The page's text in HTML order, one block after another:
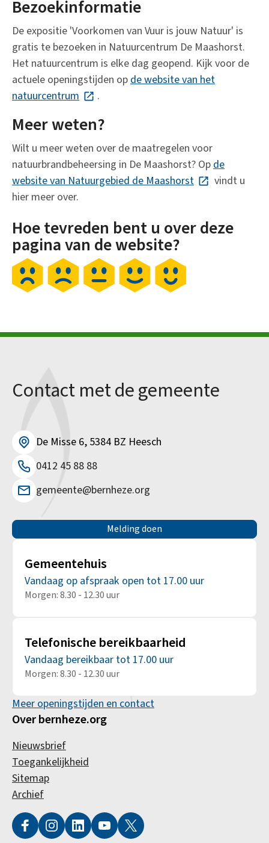
Bezoekinformatie
De expositie 'Voorkomen van Vuur is jouw Natuur' is
gratis te bezoeken in Natuurcentrum De Maashorst.
Het natuurcentrum is elke dag geopend. Kijk voor de
actuele openingstijden op de website van het
natuurcentrum (Deze link gaat naar een externe website)
.
Meer weten?
Wilt u meer weten over de maatregelen voor
natuurbrandbeheersing in De Maashorst? Op de
website van Natuurgebied de Maashorst (Deze link gaat
vindt u
hier meer over.
Hoe tevreden bent u over deze
pagina van de website?
Contact met de gemeente
De Misse 6, 5384 BZ Heesch
0412 45 88 88
gemeente@bernheze.org
Melding doen
Gemeentehuis
Vandaag op afspraak open tot 17.00 uur
Morgen: 8.30 - 12.30 uur
Telefonische bereikbaarheid
Vandaag bereikbaar tot 17.00 uur
Morgen: 8.30 - 12.30 uur
Meer openingstijden en contact
Over bernheze.org
Nieuwsbrief
Toegankelijkheid
Sitemap
Archief